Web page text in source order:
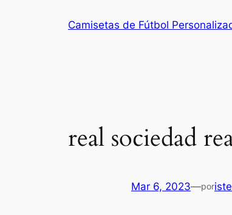
Camisetas de Fútbol
real sociedad
Mar 6, 2023—por